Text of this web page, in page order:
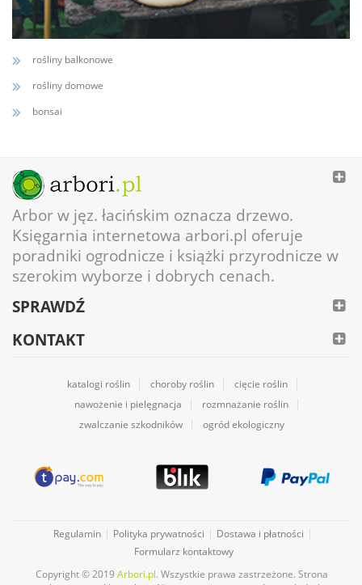
rośliny balkonowe
rośliny domowe
bonsai
Arbor w jęz. łacińskim oznacza drzewo.
Księgarnia internetowa arbori.pl oferuje
poradniki ogrodnicze i książki przyrodnicze w
szerokim wyborze i dobrych cenach.
SPRAWDŹ
KONTAKT
katalogi roślin choroby roślin
cięcie roślin
nawożenie i pielęgnacja
rozmnażanie roślin
zwalczanie szkodników
ogród ekologiczny
Regulamin Polityka prywatności
Dostawa i płatności
Formularz kontaktowy
Copyright © 2019 Arbori.pl. Wszystkie prawa zastrzeżone. Strona